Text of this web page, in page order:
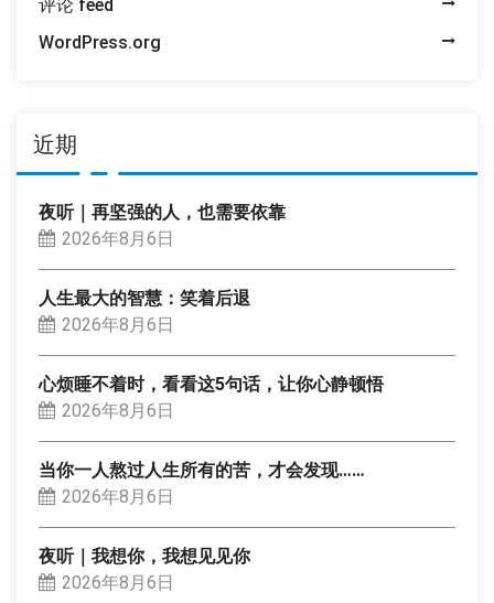
评论 feed
WordPress.org
近期
夜听｜再坚强的人，也需要依靠
2026年8月6日
人生最大的智慧：笑着后退
2026年8月6日
心烦睡不着时，看看这5句话，让你心静顿悟
2026年8月6日
当你一人熬过人生所有的苦，才会发现……
2026年8月6日
夜听｜我想你，我想见见你
2026年8月6日